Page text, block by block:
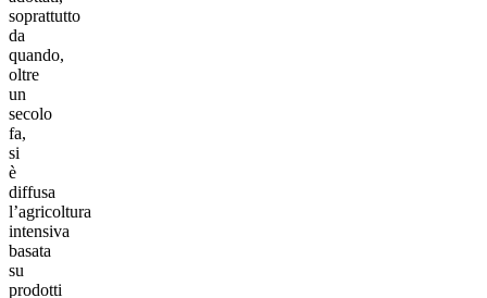
soprattutto
da
quando,
oltre
un
secolo
fa,
si
è
diffusa
l’agricoltura
intensiva
basata
su
prodotti